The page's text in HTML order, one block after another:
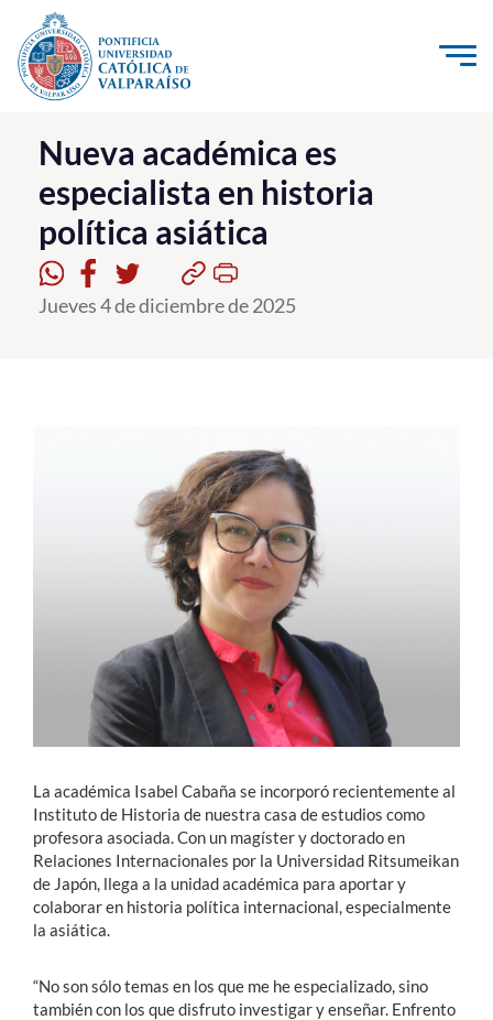
Click acá para ir directamente al contenido
La Universidad
Investigación, Creación e Innovación
PUCV Internacional
Vinculación con el Medio
Formación Continua
Nueva académica es
especialista en historia
política asiática
Jueves 4 de diciembre de 2025
La académica Isabel Cabaña se incorporó recientemente al
Instituto de Historia de nuestra casa de estudios como
profesora asociada. Con un magíster y doctorado en
Relaciones Internacionales por la Universidad Ritsumeikan
de Japón, llega a la unidad académica para aportar y
colaborar en historia política internacional, especialmente
la asiática.
“No son sólo temas en los que me he especializado, sino
también con los que disfruto investigar y enseñar. Enfrento